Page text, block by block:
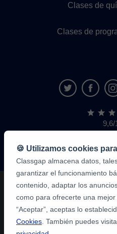
Clases de
Clases de
9,6/
🍪 Utilizamos cookies
Classgap almacena datos,
garantizar el funcionamiento
contenido, adaptar los
como para ofrecerte una
“Aceptar”, aceptas lo
Cookies . También puedes